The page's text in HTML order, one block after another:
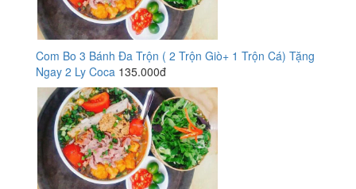
Com Bo 3 Bánh Đa Trộn ( 2 Trộn Giò+ 1 Trộn Cá) Tặng
Ngay 2 Ly Coca 135.000đ